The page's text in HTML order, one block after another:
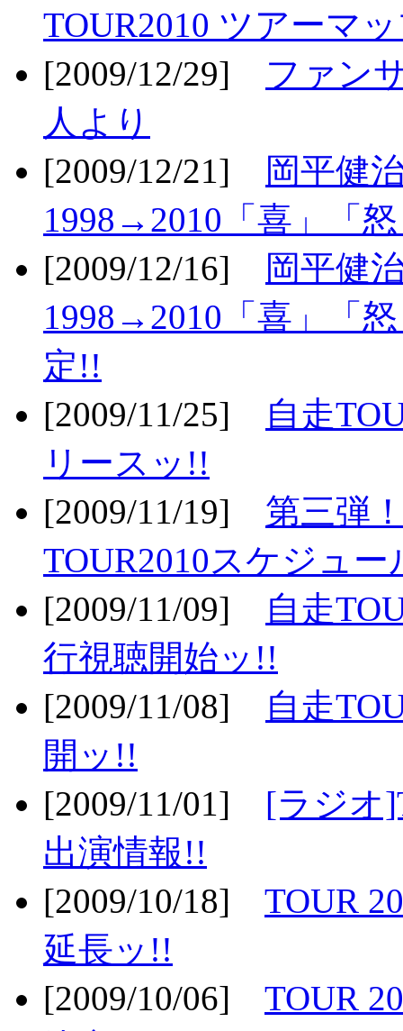
TOUR2010 ツアーマ
[2009/12/29] ファン
人より
[2009/12/21]
岡平健
1998→2010「喜」「
[2009/12/16]
岡平健
1998→2010「喜」「
定!!
[2009/11/25]
自走
リースッ!!
[2009/11/19] 第三弾
TOUR2010スケジュー
[2009/11/09]
自走
行視聴開始ッ!!
[2009/11/08]
自走
開ッ!!
[2009/11/01] [ラジオ
出演情報!!
[2009/10/18] TOUR
延長ッ!!
[2009/10/06] TOUR